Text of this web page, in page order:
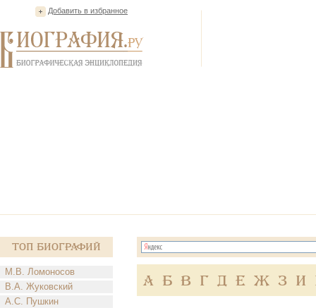
Добавить в избранное
Топ Биографий
М.В. Ломоносов
В.А. Жуковский
А.С. Пушкин
А Б В Г Д Е Ж З И